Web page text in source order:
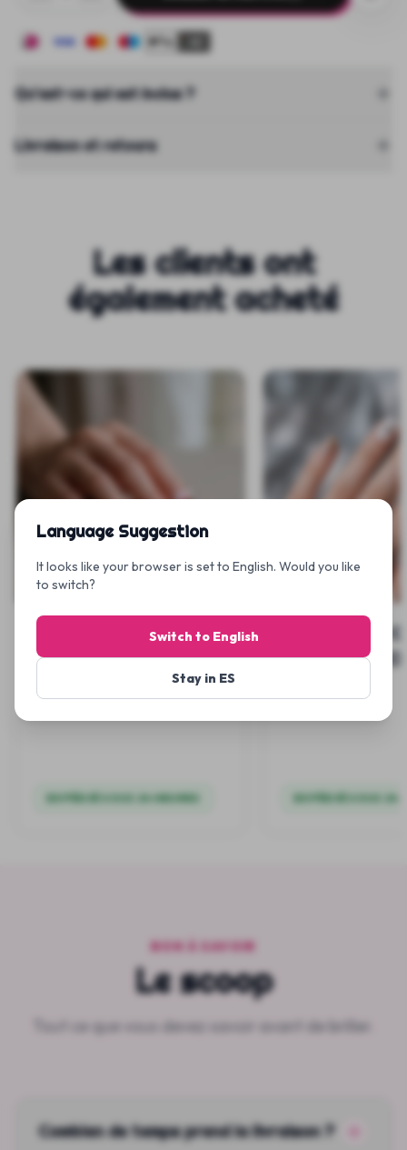
Qu'est-ce qui est inclus ?
Livraison et retours
Les clients ont
également acheté
Ajout rapide
Crossfire Lilac Goth
- Uñas Press On
€15.99
EXPÉDIÉ SOUS 24 HEURES
Ajout
Silver Petal
Uñas Press
EXPÉDIÉ SOUS 24
BON À SAVOIR
Le scoop
Tout ce que vous devez savoir avant de briller.
Combien de temps prend la livraison ?
Language Suggestion
It looks like your browser is set to English. Would you like
to switch?
Switch to English
Stay in ES